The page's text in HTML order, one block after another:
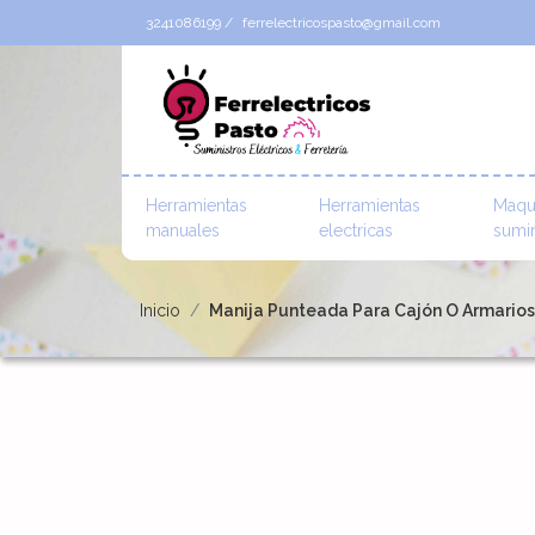
3241086199 / ferrelectricospasto@gmail.com
Herramientas
manuales
Herramientas
electricas
Inicio Manija Punteada Para Cajón O